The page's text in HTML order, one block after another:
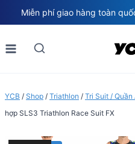
to
content
Miễn phí giao hàng toàn
YCB / Shop / Triathlon / Tri Suit / Quần
hợp SLS3 Triathlon Race Suit FX